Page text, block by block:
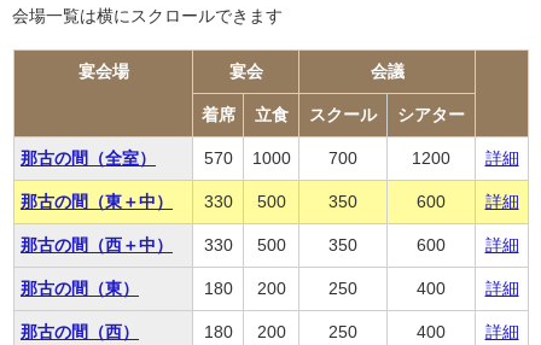
会場一覧は横にスクロールできます
宴会場 宴会 会議
着席 立食 スクール シアター
那古の間（全室） 570 1000 700 1200 詳細
那古の間（東＋中） 330 500 350 600 詳細
那古の間（西＋中） 330 500 350 600 詳細
那古の間（東） 180 200 250 400 詳細
那古の間（西） 180 200 250 400 詳細